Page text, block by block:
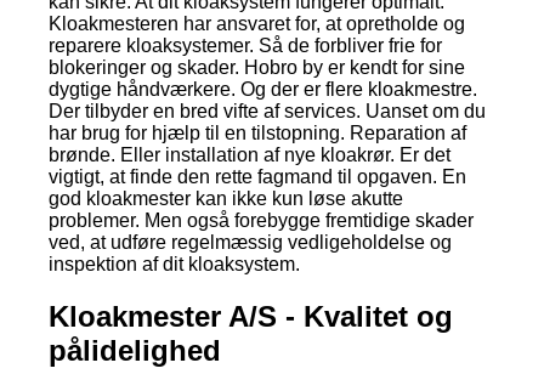
Kloakmesteren har ansvaret for, at opretholde og
reparere kloaksystemer. Så de forbliver frie for
blokeringer og skader. Hobro by er kendt for sine
dygtige håndværkere. Og der er flere kloakmestre.
Der tilbyder en bred vifte af services. Uanset om du
har brug for hjælp til en tilstopning. Reparation af
brønde. Eller installation af nye kloakrør. Er det
vigtigt, at finde den rette fagmand til opgaven. En
god kloakmester kan ikke kun løse akutte
problemer. Men også forebygge fremtidige skader
ved, at udføre regelmæssig vedligeholdelse og
inspektion af dit kloaksystem.
Kloakmester A/S - Kvalitet og
pålidelighed